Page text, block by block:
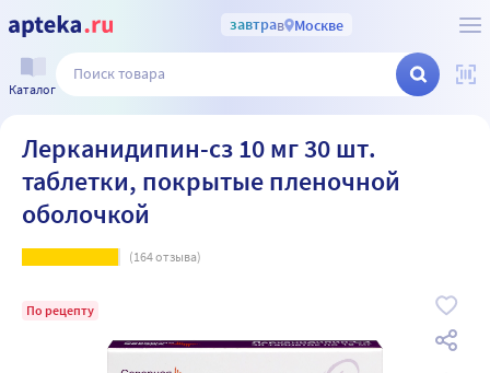
завтрав Москве
Каталог
Лерканидипин-сз 10 мг 30 шт.
таблетки, покрытые пленочной
оболочкой
(164отзыва)
По рецепту